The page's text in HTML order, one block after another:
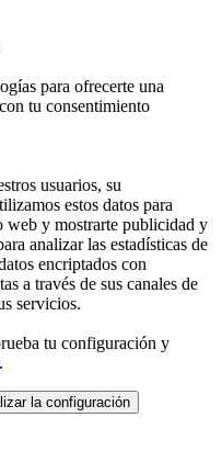
para ofrecerte una
tu consentimiento
usuarios, su
estos datos para
web y mostrarte publicidad y
analizar las estadísticas de
encriptados con
a través de sus canales de
servicios.
tu configuración y
.
la configuración